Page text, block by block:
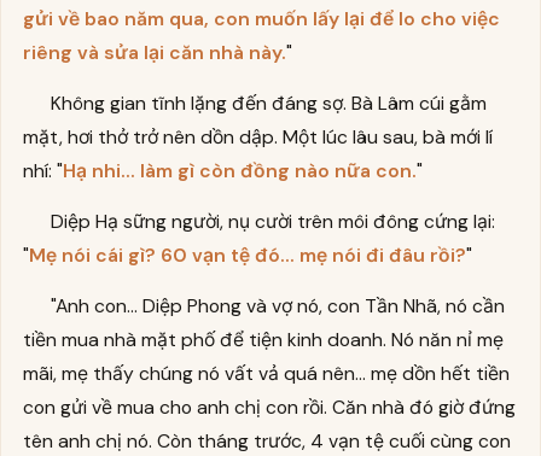
gửi về bao năm qua, con muốn lấy lại để lo cho việc
riêng và sửa lại căn nhà này."
Không gian tĩnh lặng đến đáng sợ. Bà Lâm cúi gằm
mặt, hơi thở trở nên dồn dập. Một lúc lâu sau, bà mới lí
nhí: "Hạ nhi... làm gì còn đồng nào nữa con."
Diệp Hạ sững người, nụ cười trên môi đông cứng lại:
"Mẹ nói cái gì? 60 vạn tệ đó... mẹ nói đi đâu rồi?"
"Anh con... Diệp Phong và vợ nó, con Tần Nhã, nó cần
tiền mua nhà mặt phố để tiện kinh doanh. Nó năn nỉ mẹ
mãi, mẹ thấy chúng nó vất vả quá nên... mẹ dồn hết tiền
con gửi về mua cho anh chị con rồi. Căn nhà đó giờ đứng
tên anh chị nó. Còn tháng trước, 4 vạn tệ cuối cùng con